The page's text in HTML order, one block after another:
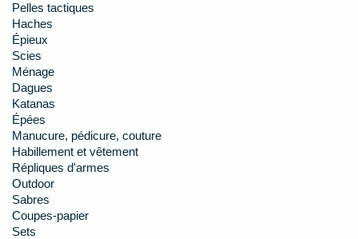
Pelles tactiques
Haches
Épieux
Scies
Ménage
Dagues
Katanas
Épées
Manucure, pédicure, couture
Habillement et vêtement
Répliques d'armes
Outdoor
Sabres
Coupes-papier
Sets